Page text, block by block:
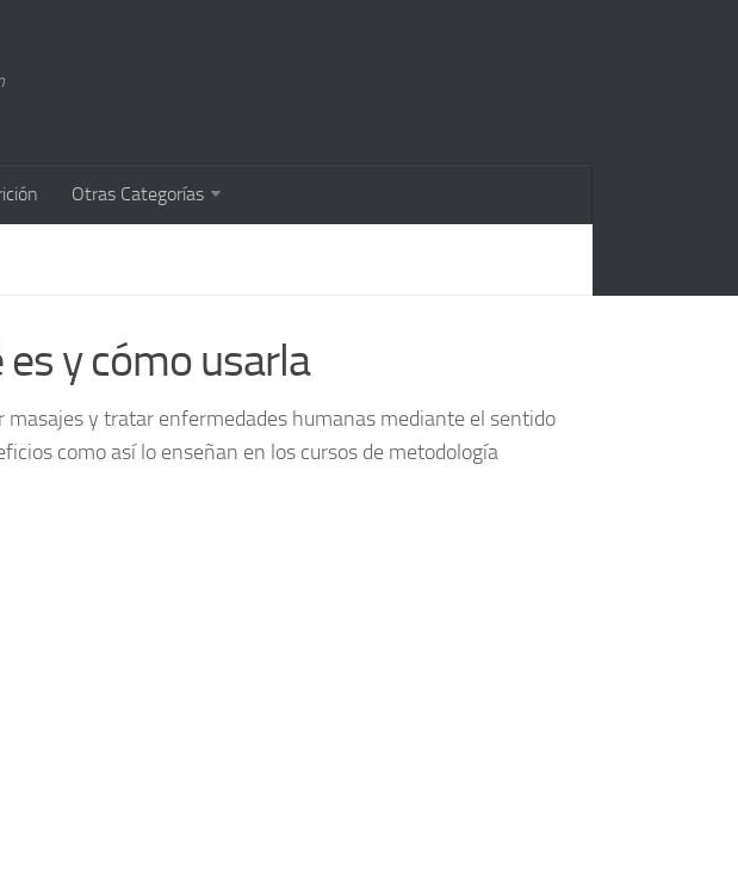
Otras Categorías
y cómo usarla
y tratar enfermedades humanas mediante el sentido
como así lo enseñan en los cursos de metodología